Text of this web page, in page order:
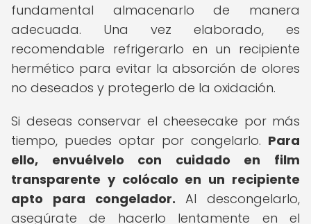
fundamental almacenarlo de manera
adecuada. Una vez elaborado, es
recomendable refrigerarlo en un recipiente
hermético para evitar la absorción de olores
no deseados y protegerlo de la oxidación.
Si deseas conservar el cheesecake por más
tiempo, puedes optar por congelarlo. Para
ello, envuélvelo con cuidado en film
transparente y colócalo en un recipiente
apto para congelador. Al descongelarlo,
asegúrate de hacerlo lentamente en el